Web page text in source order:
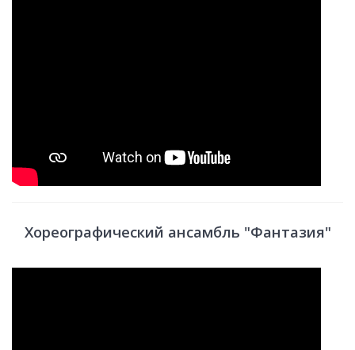
Хореографический ансамбль "Фантазия"